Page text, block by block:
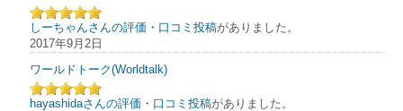
しーちゃんさんの評価・口コミ投稿がありました。
2017年9月2日
ワールドトーク(Worldtalk)
hayashidaさんの評価・口コミ投稿がありました。